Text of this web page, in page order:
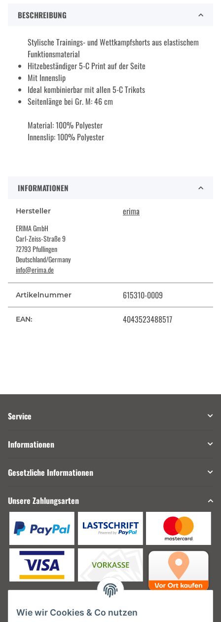
BESCHREIBUNG
Stylische Trainings- und Wettkampfshorts aus elastischem
Funktionsmaterial
Hitzebeständiger 5-C Print auf der Seite
Mit Innenslip
Ideal kombinierbar mit allen 5-C Trikots
Seitenlänge bei Gr. M: 46 cm
Material: 100% Polyester
Innenslip: 100% Polyester
INFORMATIONEN
Hersteller erima
ERIMA GmbH
Carl-Zeiss-Straße 9
72793 Pfullingen
Deutschland/Germany
info@erima.de
Artikelnummer 615310-0009
EAN: 4043523488517
Service
Informationen
Gesetzliche Informationen
Unsere Zahlungsarten
Unsere Versanddienstleister
Wie wir Cookies & Co nutzen